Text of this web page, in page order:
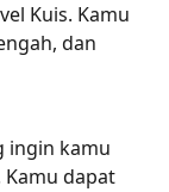
Kuis. Kamu
dan
ingin kamu
Kamu dapat